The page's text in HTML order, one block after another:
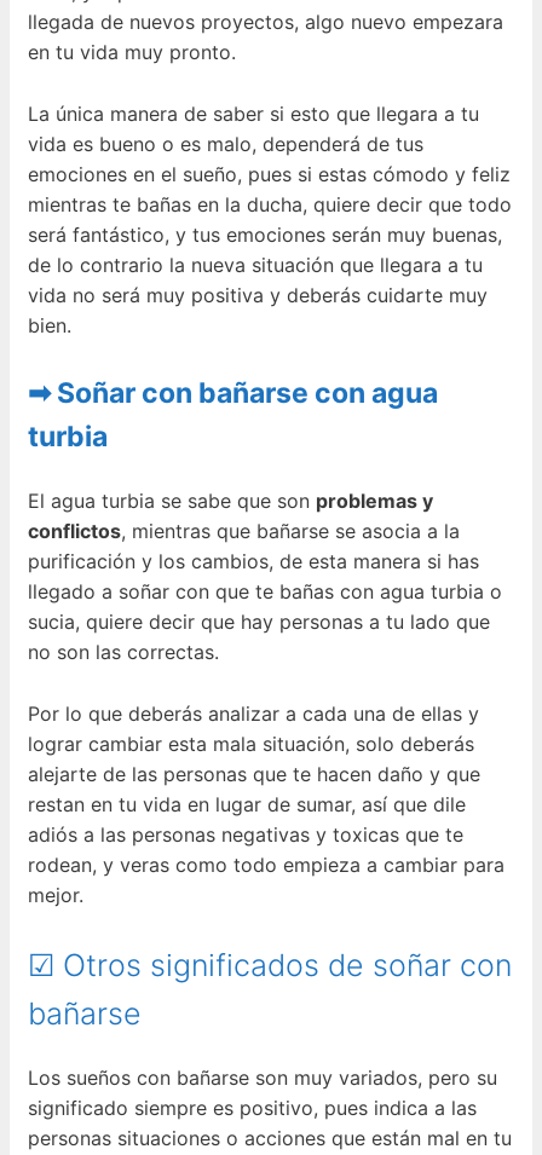
llegada de nuevos proyectos, algo nuevo empezara
en tu vida muy pronto.
La única manera de saber si esto que llegara a tu
vida es bueno o es malo, dependerá de tus
emociones en el sueño, pues si estas cómodo y feliz
mientras te bañas en la ducha, quiere decir que todo
será fantástico, y tus emociones serán muy buenas,
de lo contrario la nueva situación que llegara a tu
vida no será muy positiva y deberás cuidarte muy
bien.
➡ Soñar con bañarse con agua
turbia
El agua turbia se sabe que son problemas y
conflictos, mientras que bañarse se asocia a la
purificación y los cambios, de esta manera si has
llegado a soñar con que te bañas con agua turbia o
sucia, quiere decir que hay personas a tu lado que
no son las correctas.
Por lo que deberás analizar a cada una de ellas y
lograr cambiar esta mala situación, solo deberás
alejarte de las personas que te hacen daño y que
restan en tu vida en lugar de sumar, así que dile
adiós a las personas negativas y toxicas que te
rodean, y veras como todo empieza a cambiar para
mejor.
☑ Otros significados de soñar con
bañarse
Los sueños con bañarse son muy variados, pero su
significado siempre es positivo, pues indica a las
personas situaciones o acciones que están mal en tu